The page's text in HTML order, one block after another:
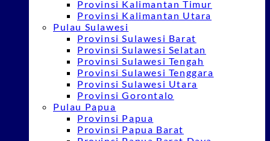
Provinsi Kalimantan Timur
Provinsi Kalimantan Utara
Pulau Sulawesi
Provinsi Sulawesi Barat
Provinsi Sulawesi Selatan
Provinsi Sulawesi Tengah
Provinsi Sulawesi Tenggara
Provinsi Sulawesi Utara
Provinsi Gorontalo
Pulau Papua
Provinsi Papua
Provinsi Papua Barat